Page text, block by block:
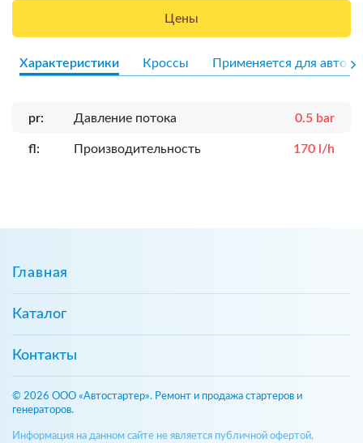
Цены
Характеристики Кроссы Применяется для авто
pr: Давление потока 0.5 bar
fl: Производительность 170 l/h
Главная
Каталог
Контакты
© 2026 ООО «Автостартер». Ремонт и продажа стартеров и
генераторов.
Информация на данном сайте не является публичной офертой,